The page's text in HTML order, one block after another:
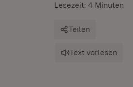
Lesezeit: 4 Minuten
Teilen
Text vorlesen